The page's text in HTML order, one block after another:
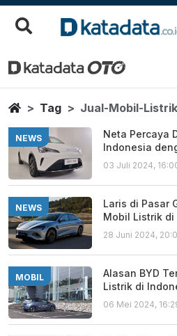
Jual Mobil Listrik
Berita Terbaru
HomeTag Jual-Mobil-Listrik
NEWS
Neta Percaya
Indonesia
03 Juli 2024,
NEWS
Laris di Pasar
Mobil Listrik di
28 Juni 2024,
MOBIL
Alasan BYD
Listrik di
06 Mei 2024,